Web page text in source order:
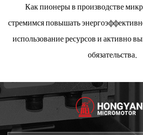
Как пионеры в производстве
стремимся повышать
использование ресурсов и активно
обязательства.